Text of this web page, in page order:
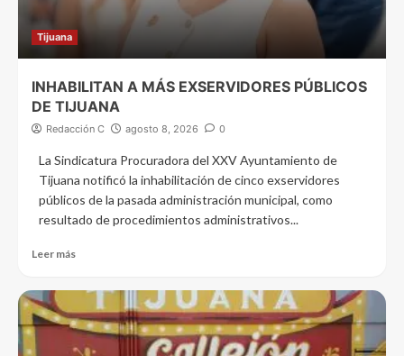
Tijuana
INHABILITAN A MÁS EXSERVIDORES PÚBLICOS
DE TIJUANA
Redacción C agosto 8, 2026 0
La Sindicatura Procuradora del XXV Ayuntamiento de
Tijuana notificó la inhabilitación de cinco exservidores
públicos de la pasada administración municipal, como
resultado de procedimientos administrativos...
Leer más